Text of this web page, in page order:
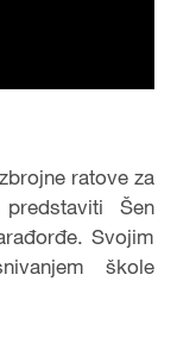
ratove za
Šen
Svojim
škole